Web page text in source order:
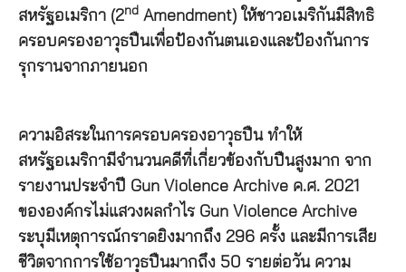
สหรัฐอเมริกา (2nd Amendment) ให้ชาวอเมริกันมีสิทธิ
ครอบครองอาวุธปืนเพื่อป้องกันตนเองและป้องกันการ
รุกรานจากภายนอก
ความอิสระในการครอบครองอาวุธปืน ทำให้
สหรัฐอเมริกามีจำนวนคดีที่เกี่ยวข้องกับปืนสูงมาก จาก
รายงานประจำปี Gun Violence Archive ค.ศ. 2021
ขององค์กรไม่แสวงผลกำไร Gun Violence Archive
ระบุมีเหตุการณ์กราดยิงมากถึง 296 ครั้ง และมีการเสีย
ชีวิตจากการใช้อาวุธปืนมากถึง 50 รายต่อวัน ความ